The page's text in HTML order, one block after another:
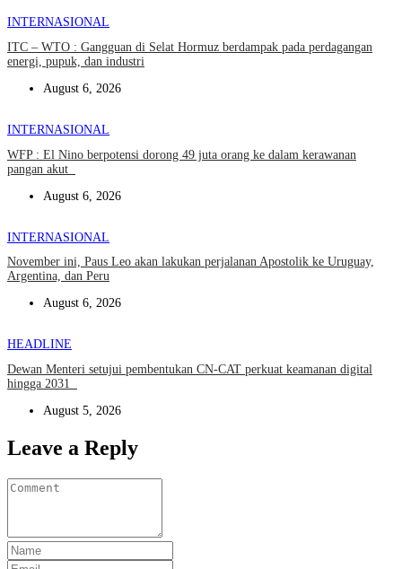
INTERNASIONAL
ITC – WTO : Gangguan di Selat Hormuz berdampak pada perdagangan
energi, pupuk, dan industri
August 6, 2026
INTERNASIONAL
WFP : El Nino berpotensi dorong 49 juta orang ke dalam kerawanan
pangan akut
August 6, 2026
INTERNASIONAL
November ini, Paus Leo akan lakukan perjalanan Apostolik ke Uruguay,
Argentina, dan Peru
August 6, 2026
HEADLINE
Dewan Menteri setujui pembentukan CN-CAT perkuat keamanan digital
hingga 2031
August 5, 2026
Leave a Reply